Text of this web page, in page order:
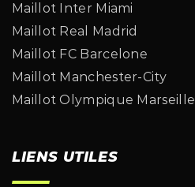
Maillot Inter Miami
Maillot Real Madrid
Maillot FC Barcelone
Maillot Manchester-City
Maillot Olympique Marseille
LIENS UTILES